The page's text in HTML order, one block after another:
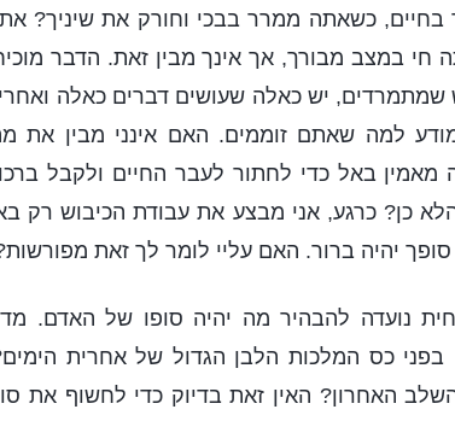
בחיים, כשאתה ממרר בבכי וחורק את שיניך?
חי במצב מבורך, אך אינך מבין זאת. הדבר
שמתמרדים, יש כאלה שעושים דברים כאלה
למה שאתם זוממים. האם אינני מבין את
באל כדי לחתור לעבר החיים ולקבל
כן? כרגע, אני מבצע את עבודת הכיבוש רק
יהיה ברור. האם עליי לומר לך זאת
נועדה להבהיר מה יהיה סופו של האדם.
כס המלכות הלבן הגדול של אחרית
האחרון? האין זאת בדיוק כדי לחשוף את